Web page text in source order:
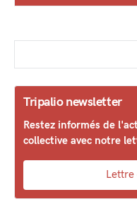
Tripalio newsletter
Restez informés de
collective avec notre